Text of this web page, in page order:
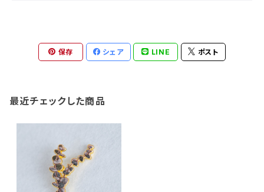
保存 シェア LINE ポスト
最近チェックした商品